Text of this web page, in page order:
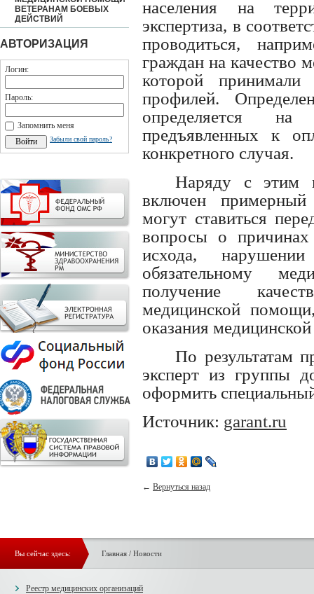
ВЕТЕРАНАМ БОЕВЫХ
ДЕЙСТВИЙ
АВТОРИЗАЦИЯ
Логин:
Пароль:
Запомнить меня
Забыли свой пароль?
населения на
экспертиза, в
проводиться,
граждан на качество
которой принимали
профилей.
определяется
предъявленных к
конкретного случая.
Наряду с этим
включен примерный
могут ставиться
вопросы о причинах
исхода,
обязательному
получение
медицинской
оказания
По результатам
эксперт из группы
оформить
Источник: garant.ru
← Вернуться назад
Вы сейчас здесь: Главная/ Новости
Реестр медицинских организаций